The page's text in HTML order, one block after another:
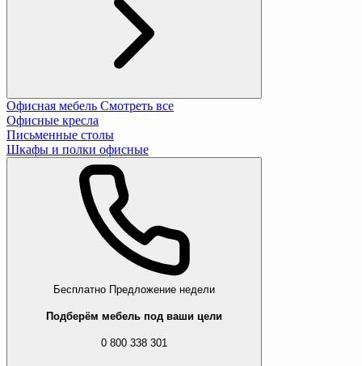
Офисная мебель Смотреть все
Офисные кресла
Письменные столы
Шкафы и полки офисные
Бесплатно Предложение недели
Подберём мебель под ваши цели
0 800 338 301